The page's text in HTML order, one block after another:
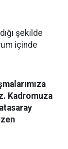
şekilde
içinde
Kadromuza